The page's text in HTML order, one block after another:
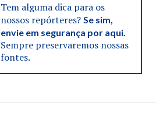
Tem alguma dica para os
nossos repórteres? Se sim,
envie em segurança por aqui.
Sempre preservaremos nossas
fontes.